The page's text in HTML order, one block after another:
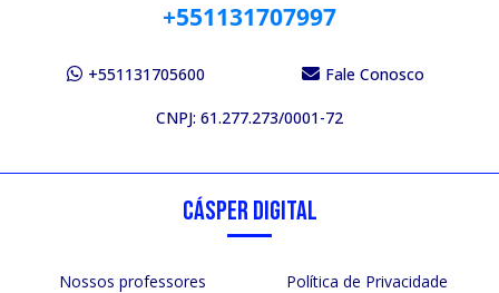
+551131707997
+551131705600 Fale Conosco
CNPJ: 61.277.273/0001-72
CÁSPER DIGITAL
Nossos professores Política de Privacidade